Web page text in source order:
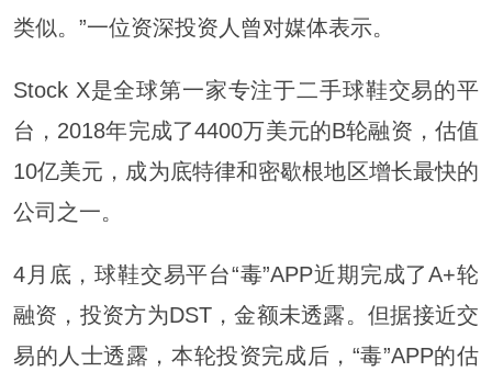
类似。”一位资深投资人曾对媒体表示。
Stock X是全球第一家专注于二手球鞋交易的平
台，2018年完成了4400万美元的B轮融资，估值
10亿美元，成为底特律和密歇根地区增长最快的
公司之一。
4月底，球鞋交易平台“毒”APP近期完成了A+轮
融资，投资方为DST，金额未透露。但据接近交
易的人士透露，本轮投资完成后，“毒”APP的估